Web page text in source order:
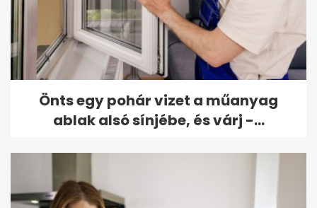
Önts egy pohár vizet a műanyag
ablak alsó sínjébe, és várj -...